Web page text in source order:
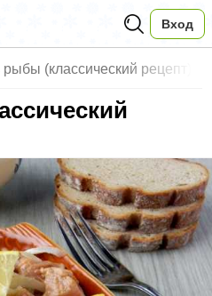
Вход
(классический рецепт)